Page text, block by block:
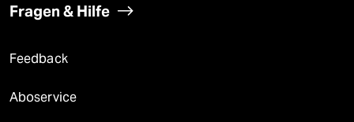
Fragen & Hilfe
Feedback
Aboservice